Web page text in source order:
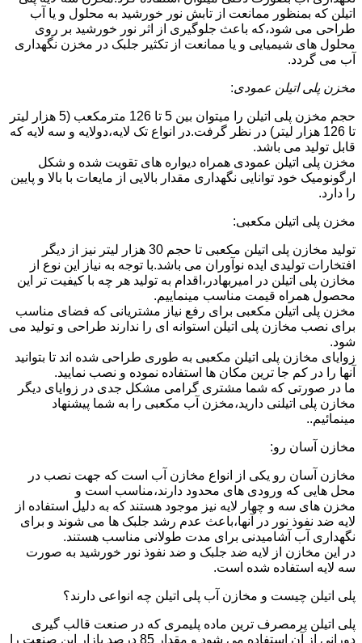
اتیلن که بمنظور ممانعت از تابش نور خورشید به محلول و یا آب
طراحی می شود،که باعث جلوگیری از اثر نور خورشید بر روی
محلول های شیمیایی و یا ممانعت از تکثیر جلبک در مخزن نگهداری
آب می گردد.
مخزن پلی اتیلن عمودی:
حجم مخزن پلی اتیلن را میتوان بین 5 تا 126 مترمکعب (5 هزار لیتر
تا 126 هزار لیتر) در نظر گرفت.در انواع تک لایه،دولایه و سه لایه که
قابل تولید می باشد.
مخزن پلی اتیلن عمودی همراه دیواره های تقویت شده و شکل
ارگونومیک خود توانایی نگهداری مقدار بالایی از مایعات با بالا و پایین
را دارد.
مخزن پلی اتیلن مکعبی:
تولید مخازن پلی اتیلن مکعبی تا حجم 30 هزار لیتر نیز از دیگر
افتخارات تولیدی ایده نوآوران می باشد.با توجه به نیاز این نوع از
مخازن پلی اتیلن در امیربهادر،اقدام به تولید هر چه با کیفیت تر این
محصول همراه قیمت مناسب مینماییم.
مخزن پلی اتیلن مکعبی برای رفع نیاز مشتریانی که فضای مناسب
برای نصب مخازن پلی اتیلن استوانه ای را ندارند طراحی و تولید می
شود.
زوایای مخازن پلی اتیلن مکعبی به طوری طراحی شده اند تا بتوانید
آنها را در کم جا ترین مکان ها استفاده نموده و نصب نمایید.
ما در صورتی که شما مشتری گرامی مشکل جدی در زوایای دیگر
مخازن پلی اتیلنی دارید،مخزن آب مکعبی را به شما پیشنهاد
مینمائیم..
مخازن آسان رو:
مخازن آسان رو یکی از انواع مخازن آب است که جهت نصب در
محل هایی که ورودی های محدود دارند،مناسب است و
مخزن های سه و چهار لایه نیز موجود هستند که به دلیل استفاده از
لایه ضد نفوذ نور در آنها،باعث عدم رشد جلبک ها می شوند و برای
نگهداری آب آشامیدنی برای مدت طولانی مناسب هستند.
در این مخازن از لایه ضد جلبک و ضد نفوذ نور خورشید به صورت
سه لایه استفاده شده است.
پلی اتیلن چیست و مخازن آب پلی اتیلن چه انواعی دارند؟
پلی اتیلن پرمصرف ترین ماده پلیمری که در صنعت قالب گیری
دورانی از آن استفاده می شود و مقدار 85 درصد بازار این صنعت را